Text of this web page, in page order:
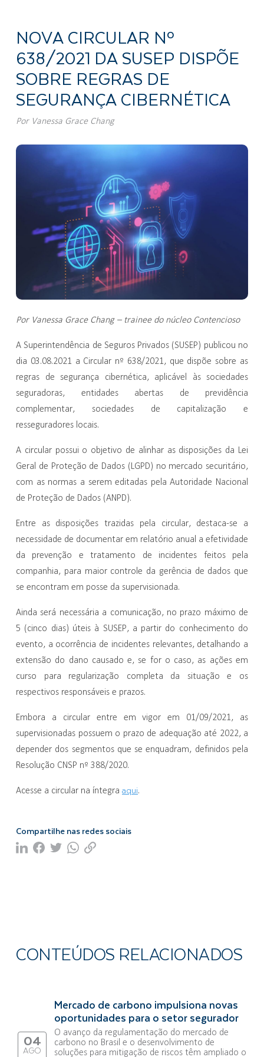
NOVA CIRCULAR Nº
638/2021 DA SUSEP DISPÕE
SOBRE REGRAS DE
SEGURANÇA CIBERNÉTICA
Por Vanessa Grace Chang
Por Vanessa Grace Chang – trainee do núcleo Contencioso
A Superintendência de Seguros Privados (SUSEP) publicou no
dia 03.08.2021 a Circular nº 638/2021, que dispõe sobre as
regras de segurança cibernética, aplicável às sociedades
seguradoras, entidades abertas de previdência
complementar, sociedades de capitalização e
resseguradores locais.
A circular possui o objetivo de alinhar as disposições da Lei
Geral de Proteção de Dados (LGPD) no mercado securitário,
com as normas a serem editadas pela Autoridade Nacional
de Proteção de Dados (ANPD).
Entre as disposições trazidas pela circular, destaca-se a
necessidade de documentar em relatório anual a efetividade
da prevenção e tratamento de incidentes feitos pela
companhia, para maior controle da gerência de dados que
se encontram em posse da supervisionada.
Ainda será necessária a comunicação, no prazo máximo de
5 (cinco dias) úteis à SUSEP, a partir do conhecimento do
evento, a ocorrência de incidentes relevantes, detalhando a
extensão do dano causado e, se for o caso, as ações em
curso para regularização completa da situação e os
respectivos responsáveis e prazos.
Embora a circular entre em vigor em 01/09/2021, as
supervisionadas possuem o prazo de adequação até 2022, a
depender dos segmentos que se enquadram, definidos pela
Resolução CNSP nº 388/2020.
Acesse a circular na íntegra aqui.
Compartilhe nas redes sociais
CONTEÚDOS RELACIONADOS
04
AGO
Mercado de carbono impulsiona novas
oportunidades para o setor segurador
O avanço da regulamentação do mercado de
carbono no Brasil e o desenvolvimento de
soluções para mitigação de riscos têm ampliado o